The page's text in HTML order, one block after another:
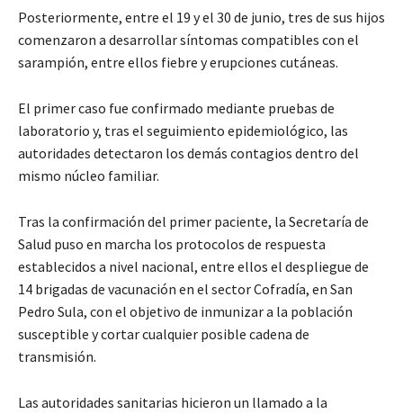
Posteriormente, entre el 19 y el 30 de junio, tres de sus hijos
comenzaron a desarrollar síntomas compatibles con el
sarampión, entre ellos fiebre y erupciones cutáneas.
El primer caso fue confirmado mediante pruebas de
laboratorio y, tras el seguimiento epidemiológico, las
autoridades detectaron los demás contagios dentro del
mismo núcleo familiar.
Tras la confirmación del primer paciente, la Secretaría de
Salud puso en marcha los protocolos de respuesta
establecidos a nivel nacional, entre ellos el despliegue de
14 brigadas de vacunación en el sector Cofradía, en San
Pedro Sula, con el objetivo de inmunizar a la población
susceptible y cortar cualquier posible cadena de
transmisión.
Las autoridades sanitarias hicieron un llamado a la